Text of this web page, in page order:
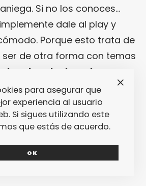
Si no los conoces…
dale al play y
Porque esto trata de
ser de otra forma con temas
The Chemical Brothers
oMiami Horror
Sunrise
para asegurar que
experiencia al usuario
Si sigues utilizando este
que estás de acuerdo.
OK